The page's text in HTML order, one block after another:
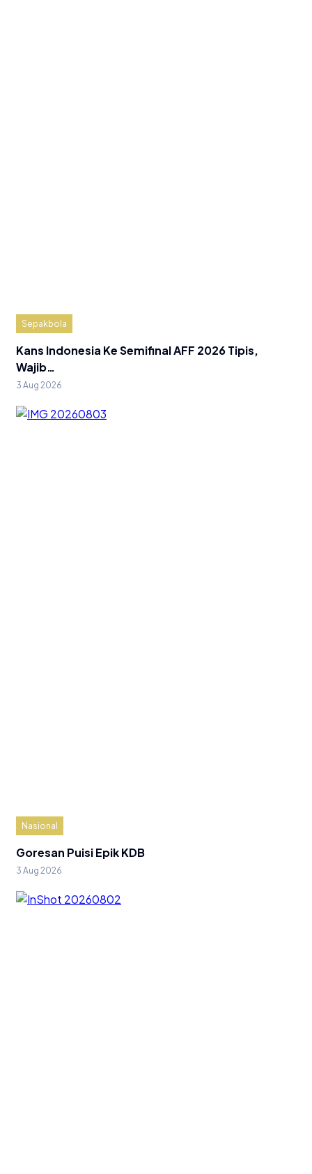
Sepakbola
Kans Indonesia Ke Semifinal AFF 2026 Tipis,
Wajib…
3 Aug 2026
Nasional
Goresan Puisi Epik KDB
3 Aug 2026